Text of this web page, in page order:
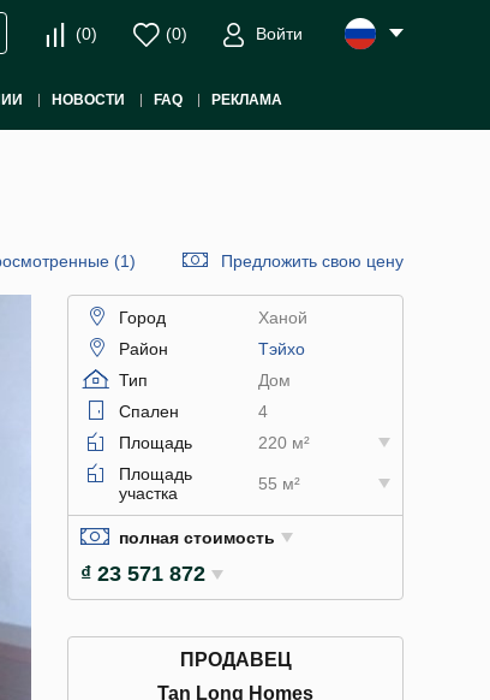
(0) (0) Войти
НОВОСТИ FAQ РЕКЛАМА
(1) Предложить свою цену
Город
Ханой
Район
Тэйхо
Тип
Дом
Спален
4
Площадь
220 м²
Площадь
участка
55 м²
полная стоимость
₫ 23 571 872
ПРОДАВЕЦ
Tan Long Homes